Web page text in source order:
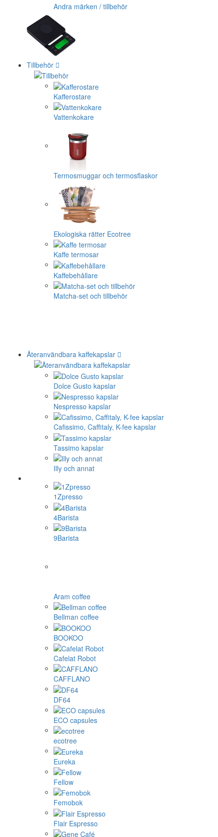
Andra märken / tillbehör
Tillbehör
Kafferostare
Vattenkokare
Termosmuggar och termosflaskor
Ekologiska rätter Ecotree
Kaffe termosar
Kaffebehållare
Matcha-set och tillbehör
Återanvändbara kaffekapslar
Dolce Gusto kapslar
Nespresso kapslar
Cafissimo, Caffitaly, K-fee kapslar
Tassimo kapslar
Illy och annat
1Zpresso
4Barista
9Barista
Aram coffee
Bellman coffee
BOOKOO
Cafelat Robot
CAFFLANO
DF64
ECO capsules
ecotree
Eureka
Fellow
Femobok
Flair Espresso